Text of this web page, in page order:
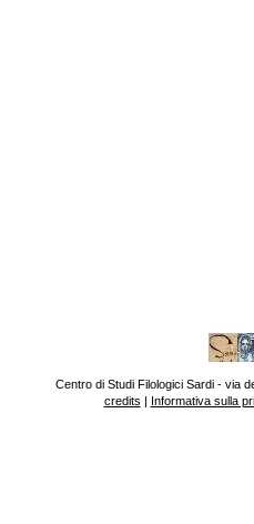
Centro di Studi Filologici Sardi - via
credits | Informativa sulla